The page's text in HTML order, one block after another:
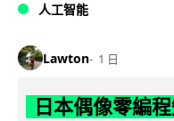
人工智能
Lawton 1 日
日本偶像零編